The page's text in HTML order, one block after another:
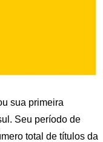
sua primeira
Seu período de
total de títulos da